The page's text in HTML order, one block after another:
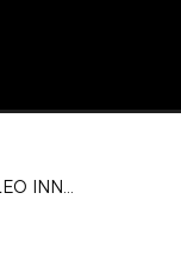
Highlights J17 - R1 ALEO INNOVATION | AS Monaco FC VS Six Fours Le Brusc